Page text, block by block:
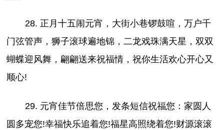
28. 正月十五闹元宵，大街小巷锣鼓喧，万户千
门弦管声，狮子滚球遍地锦，二龙戏珠满天星，双双
蝴蝶迎风舞，翩翩送来祝福情，祝你生活欢心开心又
顺心!
29. 元宵佳节倍思您，发条短信祝福您：家圆人
圆多宠您!幸福快乐追着您!福星高照绕着您!财源滚滚